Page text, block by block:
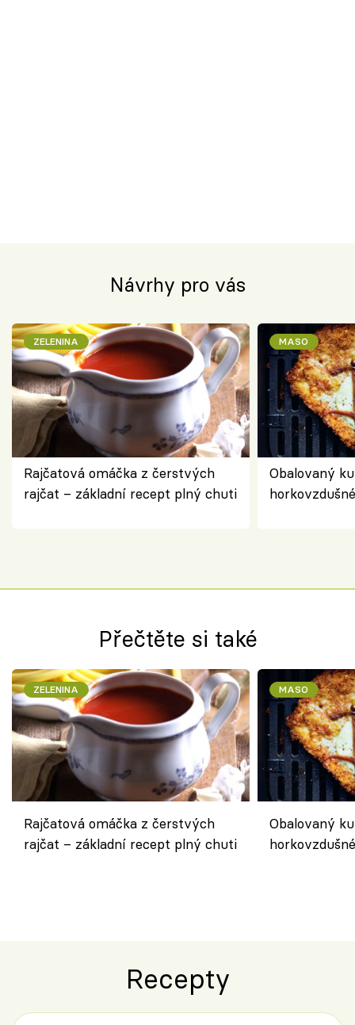
Návrhy pro vás
ZELENINA
Rajčatová omáčka z čerstvých
rajčat – základní recept plný chuti
MASO
Obalovaný
Přečtěte si také
ZELENINA
Rajčatová omáčka z čerstvých
rajčat – základní recept plný chuti
MASO
Obalovaný
Recepty